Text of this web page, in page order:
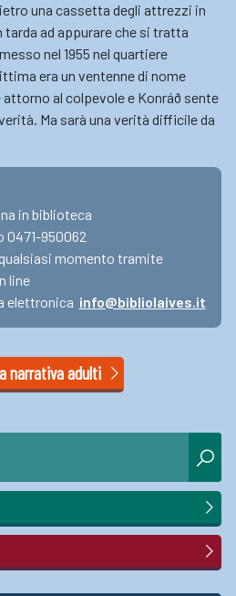
una cassetta degli attrezzi in
ad appurare che si tratta
nel 1955 nel quartiere
era un ventenne di nome
attorno al colpevole e Konráð sente
Ma sarà una verità difficile da
in biblioteca
0471-950062
momento tramite
line
elettronica info@bibliolaives.it
narrativa adulti